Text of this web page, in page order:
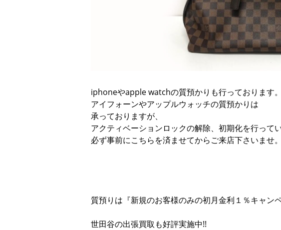
iphoneやapple watchの質預かりも行っております。
アイフォーンやアップルウォッチの質預かりは
承っておりますが、
アクティベーションロックの解除、初期化を行って
必ず事前にこちらを済ませてからご来店下さいませ。
質預りは『新規のお客様のみの初月金利１％キャン
世田谷の出張買取も好評実施中!!